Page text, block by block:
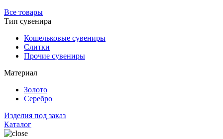
Все товары
Тип сувенира
Кошельковые сувениры
Слитки
Прочие сувениры
Материал
Золото
Серебро
Изделия под заказ
Каталог